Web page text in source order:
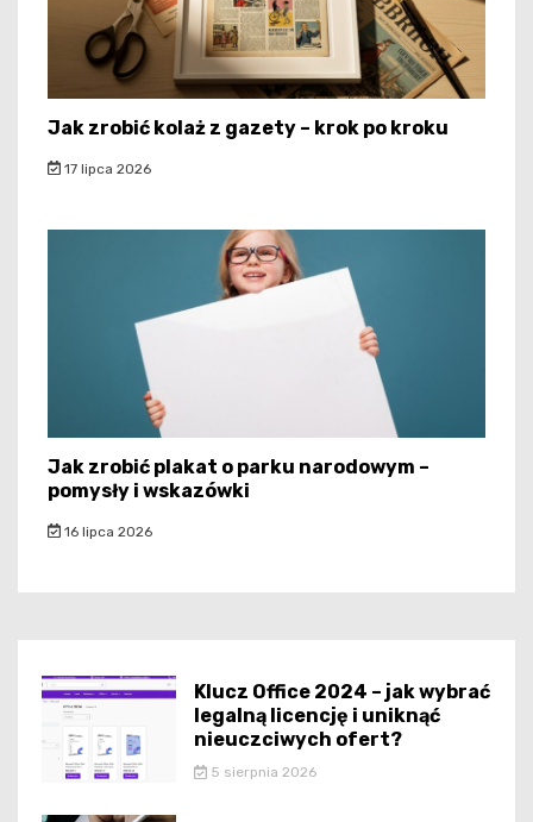
Jak zrobić kolaż z gazety – krok po kroku
17 lipca 2026
Jak zrobić plakat o parku narodowym –
pomysły i wskazówki
16 lipca 2026
Klucz Office 2024 – jak wybrać
legalną licencję i uniknąć
nieuczciwych ofert?
5 sierpnia 2026